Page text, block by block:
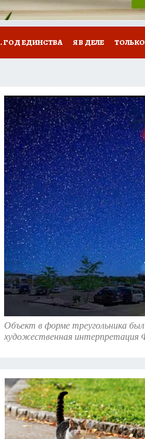
ГОД ЕДИНСТВА Я В ДЕЛЕ
АФИША ШКОЛА
Объект в форме треугольника
художественная интерпретация